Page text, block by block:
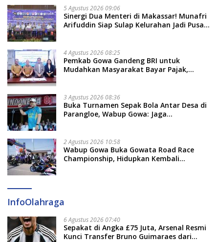
5 Agustus 2026 09:06
Sinergi Dua Menteri di Makassar! Munafri
Arifuddin Siap Sulap Kelurahan Jadi Pusat
4 Agustus 2026 08:25
Pemkab Gowa Gandeng BRI untuk
Mudahkan Masyarakat Bayar Pajak,
3 Agustus 2026 08:36
Buka Turnamen Sepak Bola Antar Desa di
Parangloe, Wabup Gowa: Jaga
2 Agustus 2026 10:58
Wabup Gowa Buka Gowata Road Race
Championship, Hidupkan Kembali
InfoOlahraga
6 Agustus 2026 07:40
Sepakat di Angka £75 Juta, Arsenal Resmi
Kunci Transfer Bruno Guimaraes dari